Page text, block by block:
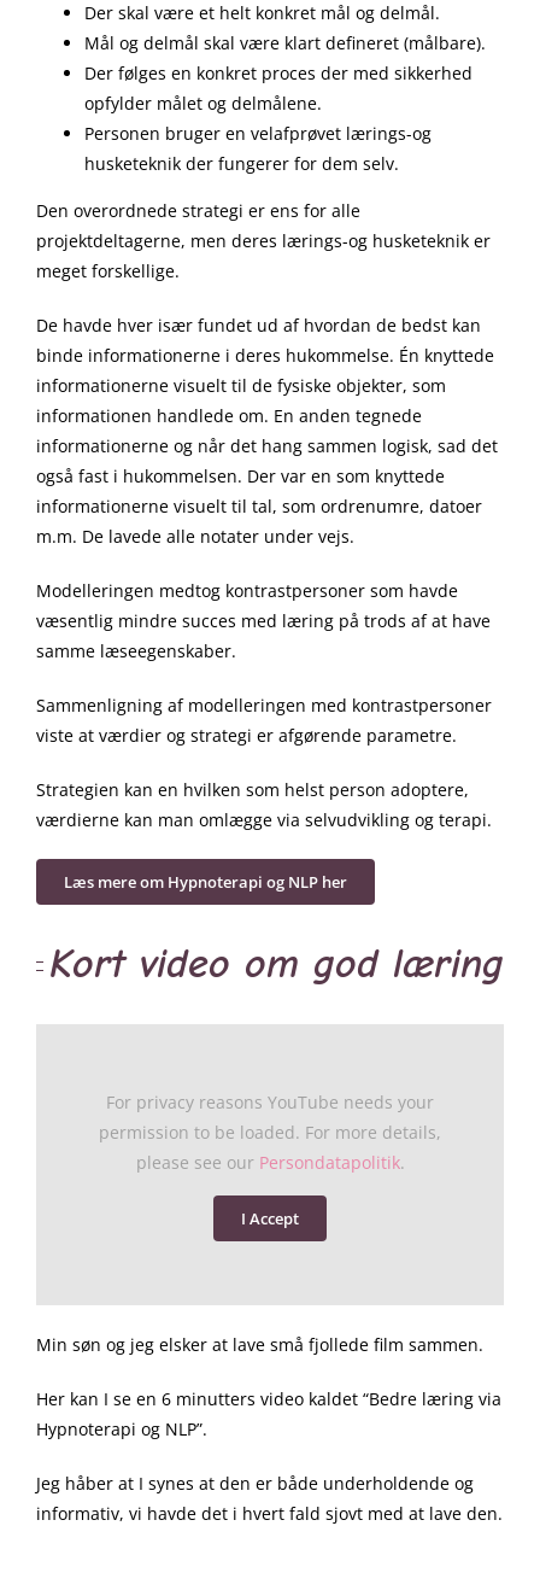
Der skal være et helt konkret mål og delmål.
Mål og delmål skal være klart defineret (målbare).
Der følges en konkret proces der med sikkerhed
opfylder målet og delmålene.
Personen bruger en velafprøvet lærings-og
husketeknik der fungerer for dem selv.
Den overordnede strategi er ens for alle
projektdeltagerne, men deres lærings-og husketeknik er
meget forskellige.
De havde hver især fundet ud af hvordan de bedst kan
binde informationerne i deres hukommelse. Én knyttede
informationerne visuelt til de fysiske objekter, som
informationen handlede om. En anden tegnede
informationerne og når det hang sammen logisk, sad det
også fast i hukommelsen. Der var en som knyttede
informationerne visuelt til tal, som ordrenumre, datoer
m.m. De lavede alle notater under vejs.
Modelleringen medtog kontrastpersoner som havde
væsentlig mindre succes med læring på trods af at have
samme læseegenskaber.
Sammenligning af modelleringen med kontrastpersoner
viste at værdier og strategi er afgørende parametre.
Strategien kan en hvilken som helst person adoptere,
værdierne kan man omlægge via selvudvikling og terapi.
Læs mere om Hypnoterapi og NLP her
Kort video om god læring
For privacy reasons YouTube needs your
permission to be loaded. For more details,
please see our Persondatapolitik.
I Accept
Min søn og jeg elsker at lave små fjollede film sammen.
Her kan I se en 6 minutters video kaldet “Bedre læring via
Hypnoterapi og NLP”.
Jeg håber at I synes at den er både underholdende og
informativ, vi havde det i hvert fald sjovt med at lave den.